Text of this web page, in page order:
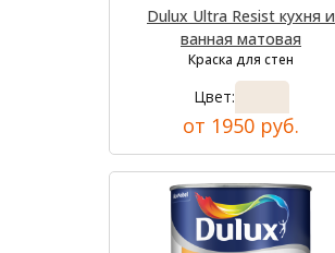
Dulux Ultra Resist кухня и
ванная матовая
Краска для стен
Цвет:
от 1950 руб.